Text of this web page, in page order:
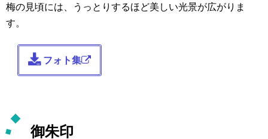
梅の見頃には、うっとりするほど美しい光景が広がりま
す。
フォト集
御朱印